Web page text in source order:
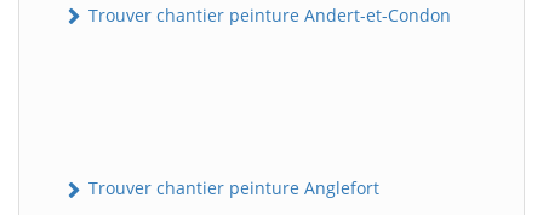
Trouver chantier peinture Andert-et-Condon
Trouver chantier peinture Anglefort